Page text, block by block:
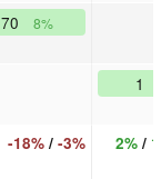
70 8%
1
-18%/ -3% 2%/